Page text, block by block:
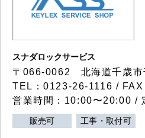
スナダロックサービス
〒066-0062 北海道千歳市
TEL：0123-26-1116 /
営業時間：10:00〜20:00 /
販売可 工事・取付可